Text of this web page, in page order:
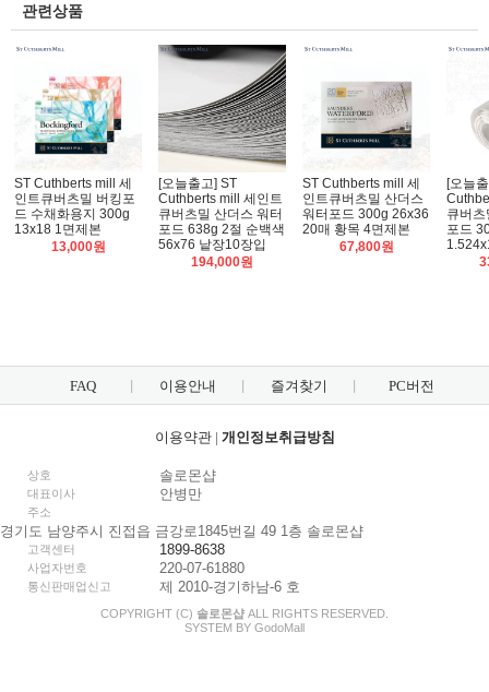
관련상품
ST Cuthberts mill 세
인트큐버츠밀 버킹포
드 수채화용지 300g
13x18 1면제본
13,000원
[오늘출고] ST
Cuthberts mill 세인트
큐버츠밀 산더스 워터
포드 638g 2절 순백색
56x76 낱장10장입
194,000원
ST Cuthberts mill 세
인트큐버츠밀 산더스
워터포드 300g 26x36
20매 황목 4면제본
67,800원
[오늘
큐버
포드
FAQ 이용안내 즐겨찾기 PC버전
이용약관| 개인정보취급방침
상호 솔로몬샵
대표이사 안병만
주소
경기도 남양주시 진접읍 금강로1845번길 49 1층 솔로몬샵
고객센터 1899-8638
사업자번호 220-07-61880
통신판매업신고 제 2010-경기하남-6 호
COPYRIGHT (C) 솔로몬샵 ALL RIGHTS RESERVED.
SYSTEM BY GodoMall